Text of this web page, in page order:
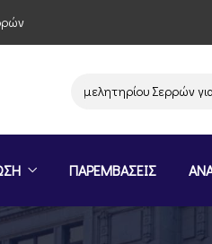
του Επιμελητηρίου Σερρών για
ΠΑΡΕΜΒΑΣΕΙΣ